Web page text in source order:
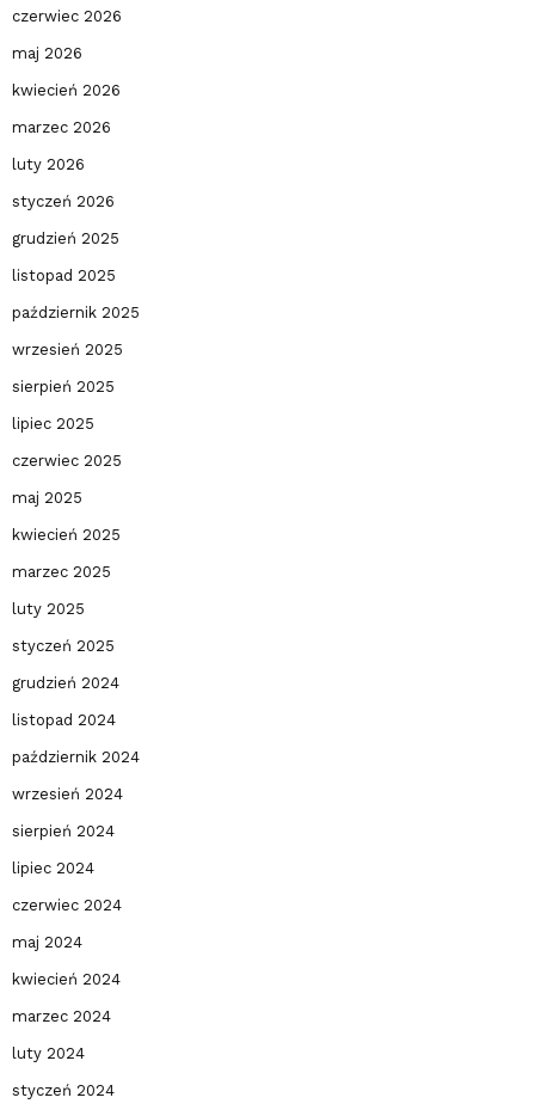
czerwiec 2026
maj 2026
kwiecień 2026
marzec 2026
luty 2026
styczeń 2026
grudzień 2025
listopad 2025
październik 2025
wrzesień 2025
sierpień 2025
lipiec 2025
czerwiec 2025
maj 2025
kwiecień 2025
marzec 2025
luty 2025
styczeń 2025
grudzień 2024
listopad 2024
październik 2024
wrzesień 2024
sierpień 2024
lipiec 2024
czerwiec 2024
maj 2024
kwiecień 2024
marzec 2024
luty 2024
styczeń 2024